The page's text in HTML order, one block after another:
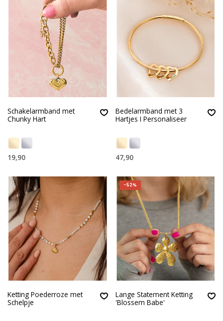
Schakelarmband met
Chunky Hart
19,90
Bedelarmband met 3
Hartjes I Personaliseer
47,90
Ketting Poederroze met
Schelpje
-52%
Lange Statement Ketting
'Blossem Babe'